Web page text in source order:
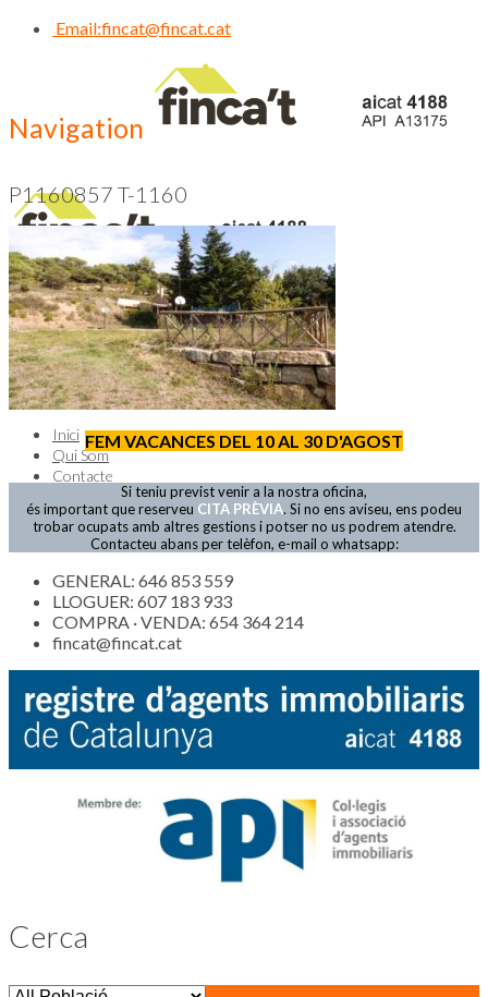
Email:fincat@fincat.cat
Navigation
CALL US NOW
93 830 14 35
Inici
Qui Som
Contacte
P1160857 T-1160
FEM VACANCES DEL 10 AL 30 D'AGOST
Si teniu previst venir a la nostra oficina,
és important que reserveu CITA PRÈVIA. Si no ens aviseu, ens podeu
trobar ocupats amb altres gestions i potser no us podrem atendre.
Contacteu abans per telèfon, e-mail o whatsapp:
GENERAL: 646 853 559
LLOGUER: 607 183 933
COMPRA · VENDA: 654 364 214
fincat@fincat.cat
Cerca